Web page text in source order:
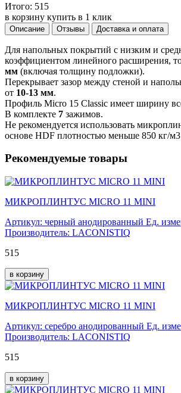
Итого: 515
в корзину купить в 1 клик
Описание Отзывы Доставка и оплата
Для напольных покрытий с низким и
коэффициентом линейного расширения,
мм (включая толщину подложки).
Перекрывает зазор между стеной и
от 10-13 мм.
Профиль Micro 15 Classic имеет ширину
В комплекте 7 зажимов.
Не рекомендуется использовать
основе HDF плотностью меньше 850 кг/м3
Рекомендуемые товары
МИКРОПЛИНТУС MICRO 11 MINI
Артикул: черный анодированный Ед.
Производитель: LACONISTIQ
515
в корзину
МИКРОПЛИНТУС MICRO 11 MINI
Артикул: серебро анодированный Ед.
Производитель: LACONISTIQ
515
в корзину